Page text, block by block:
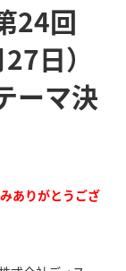
24回
日）
ーマ決
ありがとうござ